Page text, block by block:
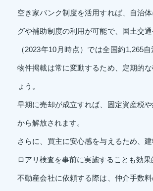
空き家バンク制度を活用すれば、自治
グや補助制度の利用が可能で、国土交
（2023年10月時点）では全国約1,265自
物件掲載は常に変動するため、定期的
ょう。
早期に売却が成立すれば、固定資産税
から解放されます。
さらに、買主に安心感を与えるため、
ロアリ検査を事前に実施することも効果
不動産会社に依頼する際は、仲介手数